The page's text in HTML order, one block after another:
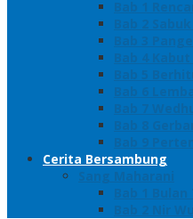
Bab 1
Bab 2
Bab 3
Bab 4
Bab 5
Bab 6
Bab 7
Bab 8
Bab 9
Cerita Bersambung
Sang Maharani
Bab 1
Bab 2 Nir